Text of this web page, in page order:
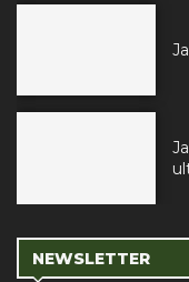
NEWSLETTER